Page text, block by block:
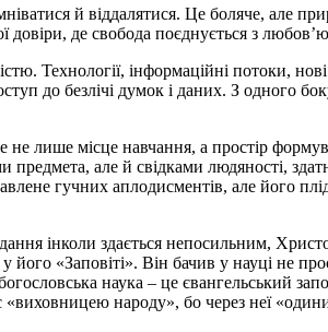
й віддалятися. Це боляче, але
де свобода поєднується з любов’ю
Технології, інформаційні потоки,
до безлічі думок і даних. З одного
лише місце навчання, а простір
предмета, але й свідками людяності,
гучних аплодисментів, але його
інколи здається непосильним,
«Заповіті». Він бачив у науці не
наука – це євангельський
народу», бо через неї